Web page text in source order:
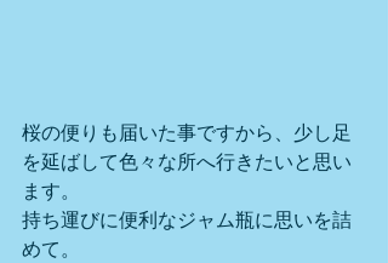
桜の便りも届いた事ですから、少し足
を延ばして色々な所へ行きたいと思い
ます。
持ち運びに便利なジャム瓶に思いを詰
めて。